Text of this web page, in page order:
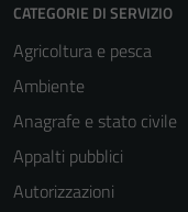
CATEGORIE DI SERVIZIO
Agricoltura e pesca
Ambiente
Anagrafe e stato civile
Appalti pubblici
Autorizzazioni